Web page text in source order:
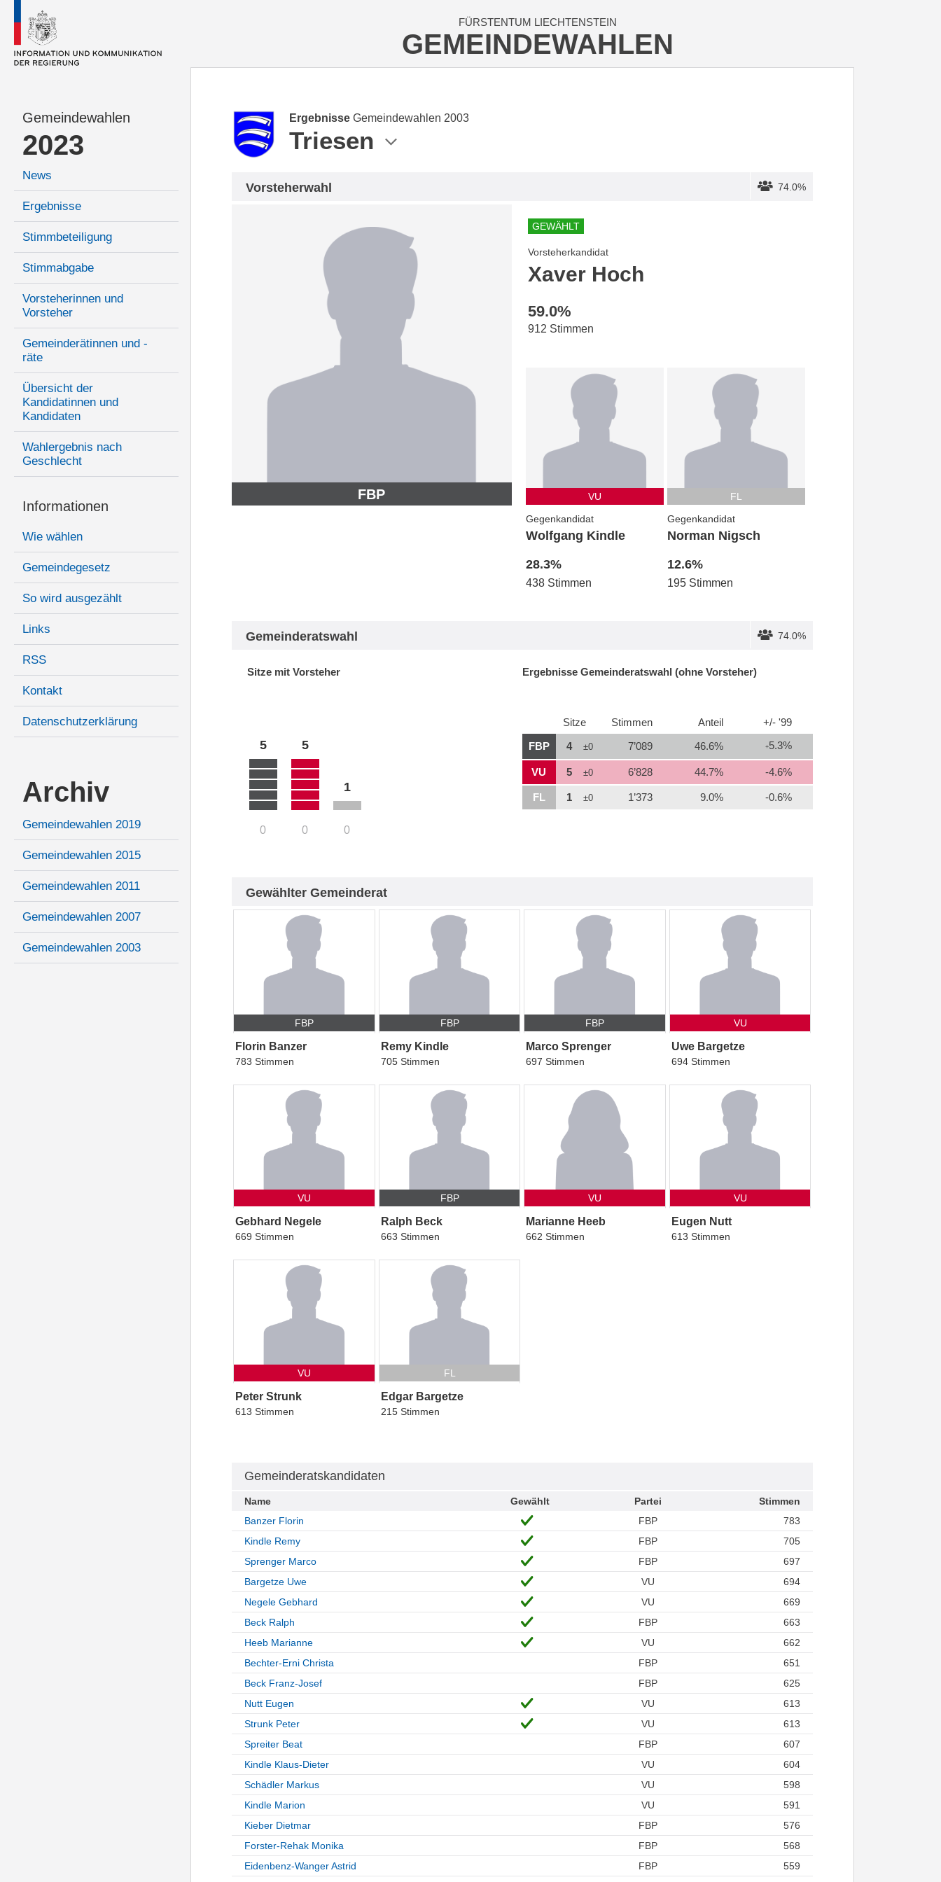
FÜRSTENTUM LIECHTENSTEIN
GEMEINDEWAHLEN
Gemeindewahlen
2023
News
Ergebnisse
Stimmbeteiligung
Stimmabgabe
Vorsteherinnen und
Vorsteher
Gemeinderätinnen und -
räte
Übersicht der
Kandidatinnen und
Kandidaten
Wahlergebnis nach
Geschlecht
Informationen
Wie wählen
Gemeindegesetz
So wird ausgezählt
Links
RSS
Kontakt
Datenschutzerklärung
Archiv
Gemeindewahlen 2019
Gemeindewahlen 2015
Gemeindewahlen 2011
Gemeindewahlen 2007
Gemeindewahlen 2003
Ergebnisse Gemeindewahlen 2003
Triesen
Vorsteherwahl 74.0%
FBP
GEWÄHLT
Vorsteherkandidat
Xaver Hoch
59.0%
912 Stimmen
VU
Gegenkandidat
Wolfgang Kindle
28.3%
438 Stimmen
FL
Gegenkandidat
Norman Nigsch
12.6%
195 Stimmen
Gemeinderatswahl 74.0%
Sitze mit Vorsteher
5
0
5
0
1
0
Ergebnisse Gemeinderatswahl (ohne Vorsteher)
Sitze Stimmen Anteil
+/- '99
FBP
4 ±0 7’089 46.6% +5.3%
VU 5 ±0 6’828 44.7% -4.6%
FL 1 ±0 1’373 9.0% -0.6%
Gewählter Gemeinderat
FBP
Florin Banzer
783 Stimmen
FBP
Remy Kindle
705 Stimmen
FBP
Marco Sprenger
697 Stimmen
VU
Uwe Bargetze
694 Stimmen
VU
Gebhard Negele
669 Stimmen
FBP
Ralph Beck
663 Stimmen
VU
Marianne Heeb
662 Stimmen
VU
Eugen Nutt
613 Stimmen
VU
Peter Strunk
613 Stimmen
FL
Edgar Bargetze
215 Stimmen
Gemeinderatskandidaten
Name Gewählt Partei
Stimmen
Banzer Florin
FBP
783
Kindle Remy
FBP
705
Sprenger Marco
FBP
697
Bargetze Uwe
VU
694
Negele Gebhard
VU
669
Beck Ralph
FBP
663
Heeb Marianne
VU
662
Bechter-Erni Christa
FBP
651
Beck Franz-Josef
FBP
625
Nutt Eugen
VU
613
Strunk Peter
VU
613
Spreiter Beat
FBP
607
Kindle Klaus-Dieter
VU
604
Schädler Markus
VU
598
Kindle Marion
VU
591
Kieber Dietmar
FBP
576
Forster-Rehak Monika
FBP
568
Eidenbenz-Wanger Astrid
FBP
559